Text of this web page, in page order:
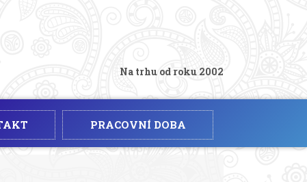
Na trhu od roku 2002
PRACOVNÍ DOBA